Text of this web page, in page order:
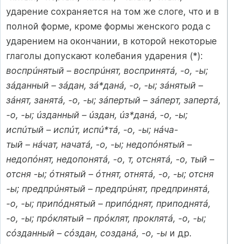
ударение сохраняется на том же слоге, что и в
полной форме, кроме формы женского рода с
ударением на окончании, в которой некоторые
глаголы допускают колебания ударения (*):
воспрúнятый – воспрúнят, воспринятá, -о, -ы;
зáданный – зáдан, зá*данá, -о, -ы; зáнятый –
зáнят, занятá, -о, -ы; зáпертый – зáперт, запертá,
-о, -ы; úзданный – úздан, úз*данá, -о, -ы;
испúтый – испúт, испú*тá, -о, -ы; нáча-
тый – нáчат, начатá, -о, -ы; недопóнятый –
недопóнят, недопонятá, -о, т, отснятá, -о, тый –
отсня -ы; óтнятый – óтнят, отнятá, -о, -ы; отсня
-ы; предпрúнятый – предпрúнят, предпринятá,
-о, -ы; припóднятый – припóднят, приподнятá,
-о, -ы; прóклятый – прóклят, проклятá, -о, -ы;
сóзданный – сóздан, созданá, -о, -ы и др.